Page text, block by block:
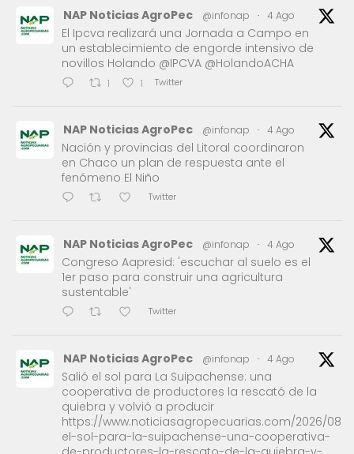
NAP Noticias AgroPec @infonap · 4 Ago
El Ipcva realizará una Jornada a Campo en
un establecimiento de engorde intensivo de
novillos Holando @IPCVA @HolandoACHA
1 1 Twitter
NAP Noticias AgroPec @infonap · 4 Ago
Nación y provincias del Litoral coordinaron
en Chaco un plan de respuesta ante el
fenómeno El Niño
Twitter
NAP Noticias AgroPec @infonap · 4 Ago
Congreso Aapresid: 'escuchar al suelo es el
1er paso para construir una agricultura
sustentable'
Twitter
NAP Noticias AgroPec @infonap · 4 Ago
Salió el sol para La Suipachense: una
cooperativa de productores la rescató de la
quiebra y volvió a producir
https://www.noticiasagropecuarias.com/2026/08/
el-sol-para-la-suipachense-una-cooperativa-